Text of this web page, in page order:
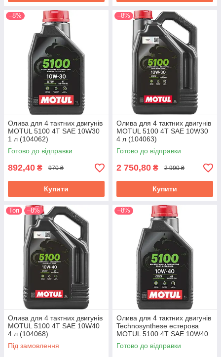
–8%
Олива для 4 тактних двигунів
MOTUL 5100 4T SAE 10W30
1 л (104062)
Готово до відправки
892,40 ₴ 970 ₴
Купити
–8%
Олива для 4 тактних двигунів
MOTUL 5100 4T SAE 10W30
4 л (104063)
Готово до відправки
2 750,80 ₴ 2 990 ₴
Купити
Топ –8%
Олива для 4 тактних двигунів
MOTUL 5100 4T SAE 10W40
4 л (104068)
Під замовлення
–8%
Олива для 4 тактних двигунів
Technosynthese естерова
MOTUL 5100 4T SAE 10W40
1 л. 104068/836541
Готово до відправки